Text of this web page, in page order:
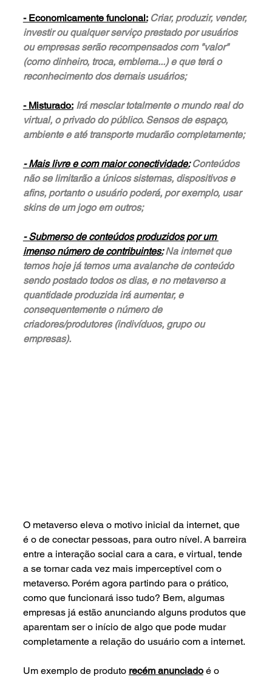
- Economicamente funcional: Criar, produzir, vender,
investir ou qualquer serviço prestado por usuários
ou empresas serão recompensados com "valor"
(como dinheiro, troca, emblema...) e que terá o
reconhecimento dos demais usuários;
- Misturado: Irá mesclar totalmente o mundo real do
virtual, o privado do público. Sensos de espaço,
ambiente e até transporte mudarão completamente;
- Mais livre e com maior conectividade: Conteúdos
não se limitarão a únicos sistemas, dispositivos e
afins, portanto o usuário poderá, por exemplo, usar
skins de um jogo em outros;
- Submerso de conteúdos produzidos por um
imenso número de contribuintes: Na internet que
temos hoje já temos uma avalanche de conteúdo
sendo postado todos os dias, e no metaverso a
quantidade produzida irá aumentar, e
consequentemente o número de
criadores/produtores (indivíduos, grupo ou
empresas).
O metaverso eleva o motivo inicial da internet, que
é o de conectar pessoas, para outro nível. A barreira
entre a interação social cara a cara, e virtual, tende
a se tornar cada vez mais imperceptível com o
metaverso. Porém agora partindo para o prático,
como que funcionará isso tudo? Bem, algumas
empresas já estão anunciando alguns produtos que
aparentam ser o início de algo que pode mudar
completamente a relação do usuário com a internet.
Um exemplo de produto recém anunciado é o